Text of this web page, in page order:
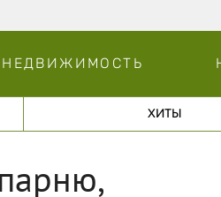
НЕДВИЖИМОСТЬ
ХИТЫ